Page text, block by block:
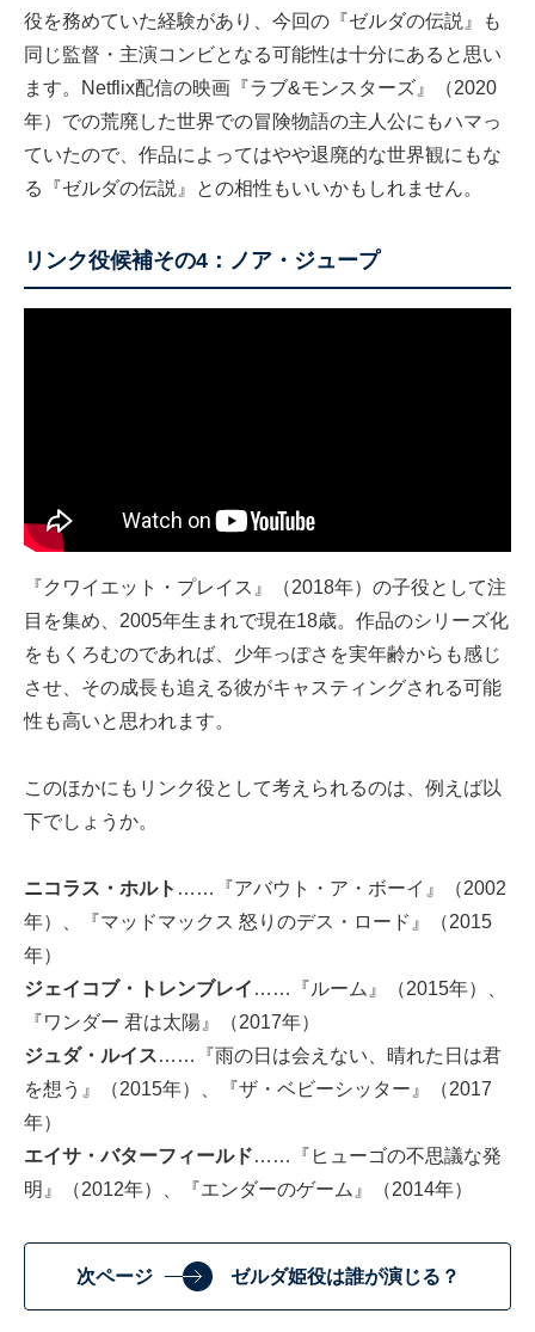
役を務めていた経験があり、今回の『ゼルダの伝説』も
同じ監督・主演コンビとなる可能性は十分にあると思い
ます。Netflix配信の映画『ラブ&モンスターズ』（2020
年）での荒廃した世界での冒険物語の主人公にもハマっ
ていたので、作品によってはやや退廃的な世界観にもな
る『ゼルダの伝説』との相性もいいかもしれません。
リンク役候補その4：ノア・ジュープ
『クワイエット・プレイス』（2018年）の子役として注
目を集め、2005年生まれで現在18歳。作品のシリーズ化
をもくろむのであれば、少年っぽさを実年齢からも感じ
させ、その成長も追える彼がキャスティングされる可能
性も高いと思われます。
このほかにもリンク役として考えられるのは、例えば以
下でしょうか。
ニコラス・ホルト ……『アバウト・ア・ボーイ』（2002
年）、『マッドマックス 怒りのデス・ロード』（2015
年）
ジェイコブ・トレンブレイ ……『ルーム』（2015年）、
『ワンダー 君は太陽』（2017年）
ジュダ・ルイス……『雨の日は会えない、晴れた日は君
を想う』（2015年）、『ザ・ベビーシッター』（2017
年）
エイサ・バターフィールド……『ヒューゴの不思議な発
明』（2012年）、『エンダーのゲーム』（2014年）
次ページ ゼルダ姫役は誰が演じる？